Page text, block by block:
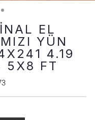
EL
YÜN
4.19
5X8 FT